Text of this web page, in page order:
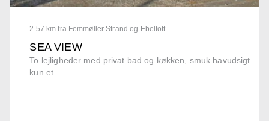
2.57 km fra Femmøller Strand og Ebeltoft
SEA VIEW
To lejligheder med privat bad og køkken, smuk havudsigt
kun et...